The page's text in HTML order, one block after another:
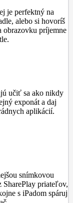
je perfektný na
alebo si hovoríš
obrazovku príjemne
učiť sa ako nikdy
exponát a daj
aplikácií.
snímkovou
SharePlay priateľov,
s iPadom spáruj